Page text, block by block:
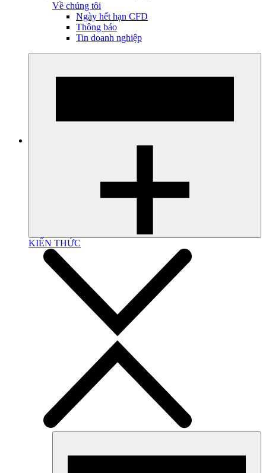
Về chúng tôi
Ngày hết hạn CFD
Thông báo
Tin doanh nghiệp
KIẾN THỨC